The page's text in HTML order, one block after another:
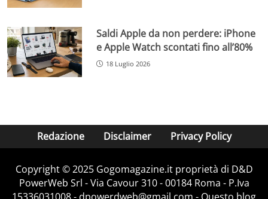
Saldi Apple da non perdere: iPhone
e Apple Watch scontati fino all’80%
18 Luglio 2026
Redazione Disclaimer Privacy Policy
Copyright © 2025 Gogomagazine.it proprietà di D&D
PowerWeb Srl - Via Cavour 310 - 00184 Roma - P.Iva
15336031008 - dpowerdweb@gmail.com - Questo blog